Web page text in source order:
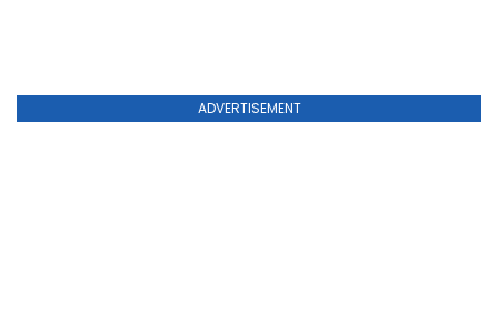
ADVERTISEMENT